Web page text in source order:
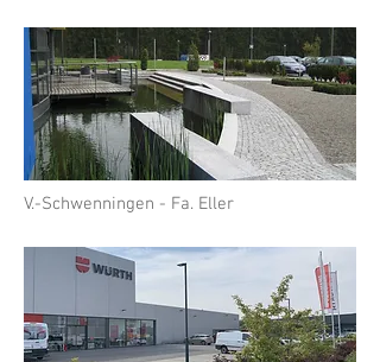
V.-Schwenningen - Fa. Eller